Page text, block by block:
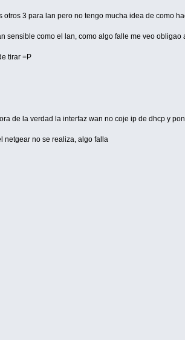
3 para lan pero no tengo mucha idea de como
sensible como el lan, como algo falle me veo
tirar =P
de la verdad la interfaz wan no coje ip de dhcp y
netgear no se realiza, algo falla